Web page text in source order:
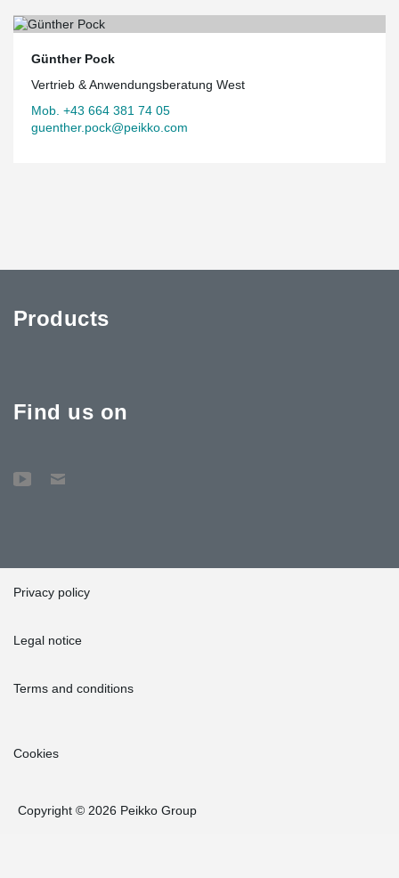
Günther Pock
Vertrieb & Anwendungsberatung West
Mob. +43 664 381 74 05
guenther.pock@peikko.com
Products
Find us on
Privacy policy
Legal notice
Terms and conditions
Cookies
Copyright © 2026 Peikko Group